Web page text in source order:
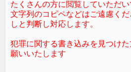
たくさんの方に閲覧していただ
文字列のコピペなどはご遠慮く
しと判断し対応します。
犯罪に関する書き込みを見つけ
願いいたします